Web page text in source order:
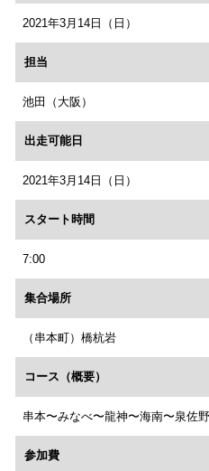
2021年3月14日（日）
担当
池田（大阪）
出走可能日
2021年3月14日（日）
スタート時間
7:00
集合場所
（串本町）橋杭岩
コース（概要）
串本〜みなべ〜龍神〜海南〜泉佐野
参加費